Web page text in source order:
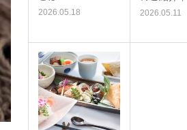
2026.05.18 2026.05.11